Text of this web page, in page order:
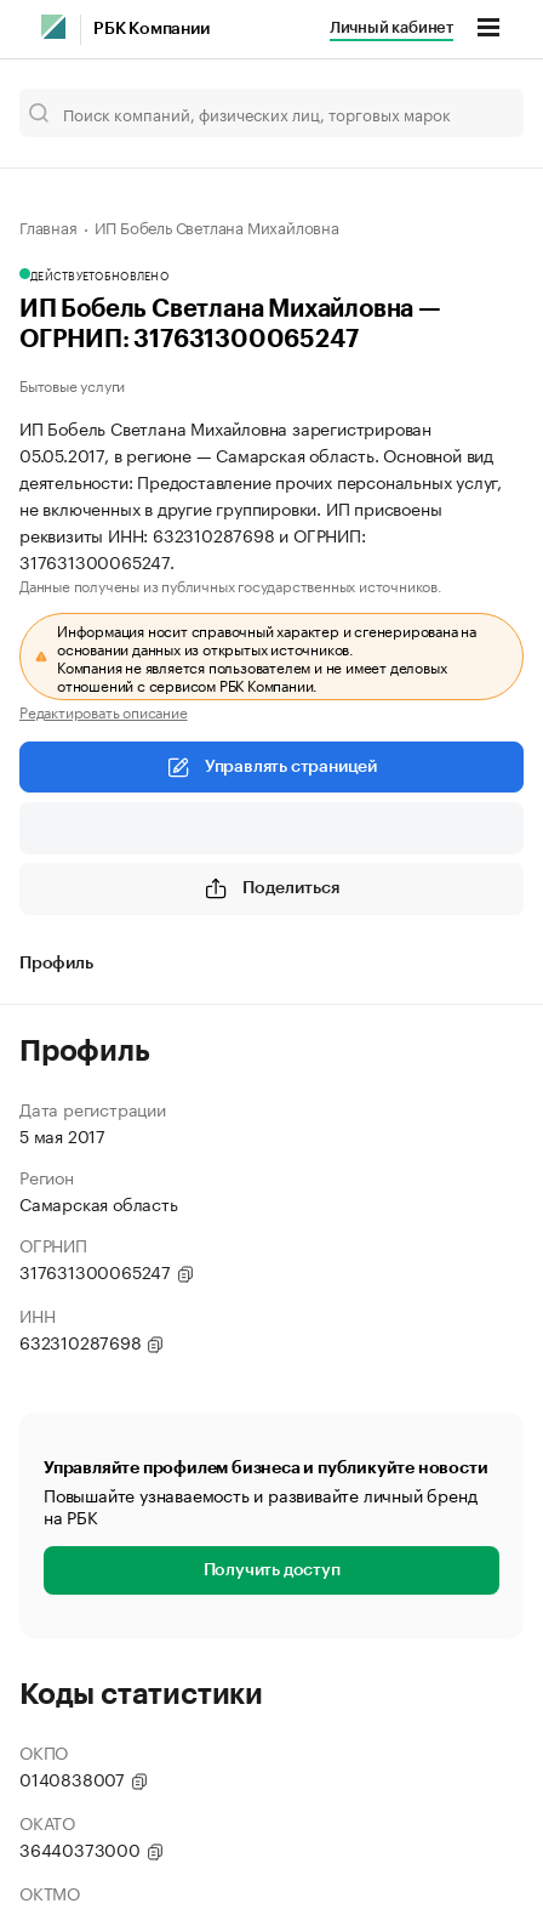
РБК Компании Личный кабинет
Главная ИП Бобель Светлана Михайловна
ДЕЙСТВУЕТОБНОВЛЕНО
ИП Бобель Светлана Михайловна —
ОГРНИП: 317631300065247
Бытовые услуги
ИП Бобель Светлана Михайловна зарегистрирован
05.05.2017, в регионе — Самарская область. Основной вид
деятельности: Предоставление прочих персональных услуг,
не включенных в другие группировки. ИП присвоены
реквизиты ИНН: 632310287698 и ОГРНИП:
317631300065247.
Данные получены из публичных государственных источников.
Информация носит справочный характер и сгенерирована на
основании данных из открытых источников.
Компания не является пользователем и не имеет деловых
отношений с сервисом РБК Компании.
Редактировать описание
Управлять страницей
Поделиться
Профиль
Профиль
Дата регистрации
5 мая 2017
Регион
Самарская область
ОГРНИП
317631300065247
ИНН
632310287698
Управляйте профилем бизнеса и публикуйте новости
Повышайте узнаваемость и развивайте личный бренд
на РБК
Получить доступ
Коды статистики
ОКПО
0140838007
ОКАТО
36440373000
ОКТМО